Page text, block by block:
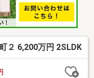
軽にお問い合わせく
２ 6,200万円 2SLDK